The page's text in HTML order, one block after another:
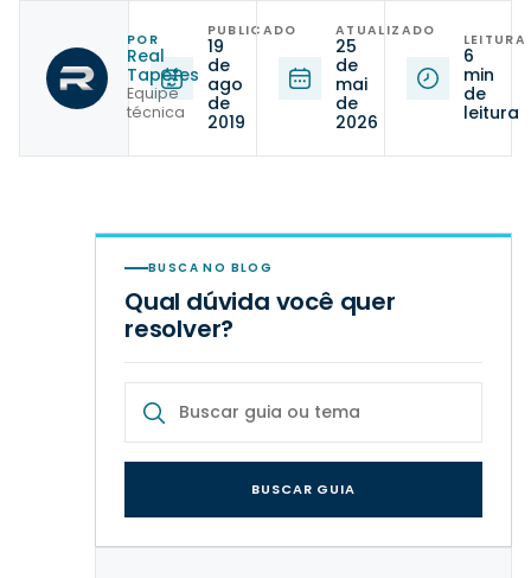
POR
Real
Tapetes
Equipe
técnica
PUBLICADO
19
de
ago
de
2019
ATUALIZADO
25
de
mai
de
2026
LEITURA
6
min
de
leitura
BUSCA NO BLOG
Qual dúvida você quer
resolver?
BUSCAR GUIA